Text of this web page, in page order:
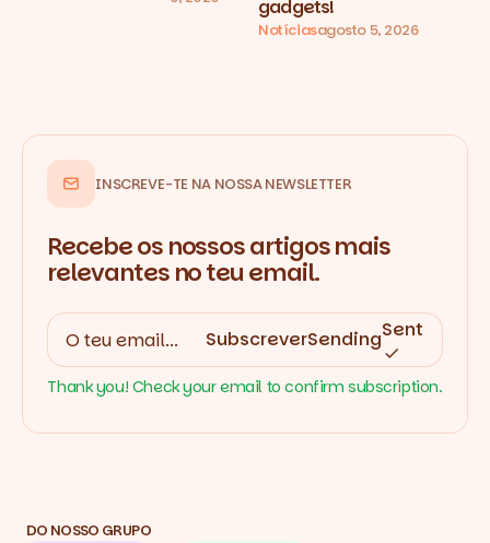
gadgets!
Notíciasagosto 5, 2026
INSCREVE-TE NA NOSSA NEWSLETTER
Recebe os nossos artigos mais
relevantes no teu email.
SubscreverSendingSent
Thank you! Check your email to confirm subscription.
DO NOSSO GRUPO